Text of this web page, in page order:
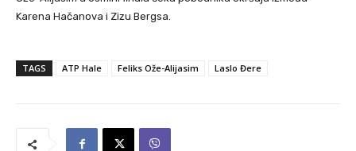
Karena Hačanova i Zizu Bergsa.
TAGS ATP Hale Feliks Ože-Alijasim Laslo Đere